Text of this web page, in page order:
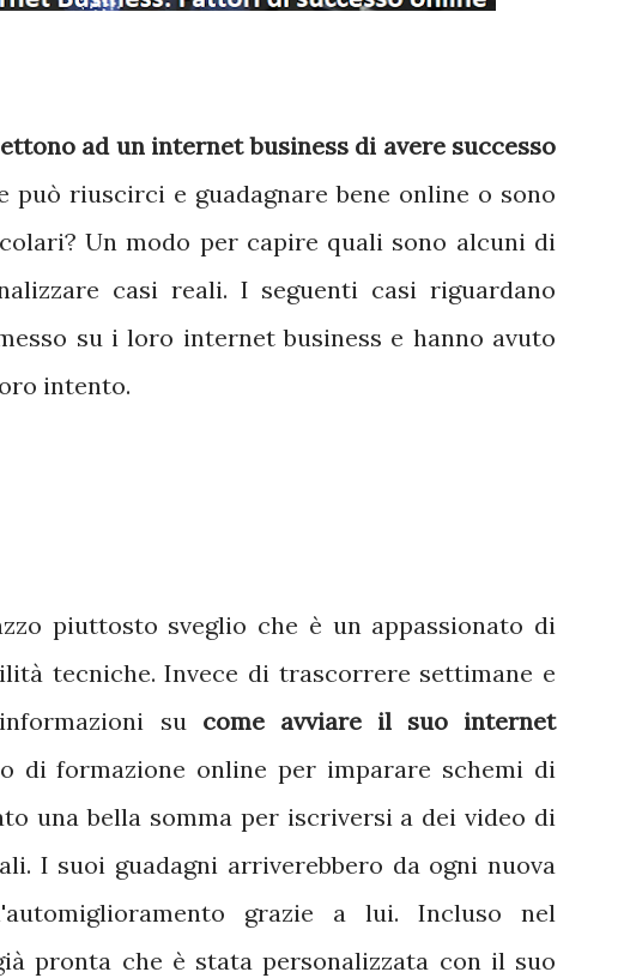
ad un internet business di avere successo
riuscirci e guadagnare bene online o sono
Un modo per capire quali sono alcuni di
casi reali. I seguenti casi riguardano
su i loro internet business e hanno avuto
intento.
piuttosto sveglio che è un appassionato di
tecniche. Invece di trascorrere settimane e
su come avviare il suo internet
di formazione online per imparare schemi di
una bella somma per iscriversi a dei video di
I suoi guadagni arriverebbero da ogni nuova
grazie a lui. Incluso nel
pronta che è stata personalizzata con il suo